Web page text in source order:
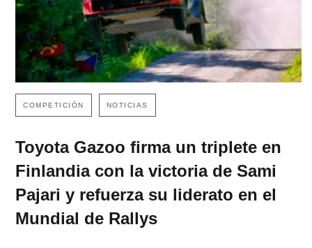
COMPETICIÓN NOTICIAS
Toyota Gazoo firma un triplete en
Finlandia con la victoria de Sami
Pajari y refuerza su liderato en el
Mundial de Rallys